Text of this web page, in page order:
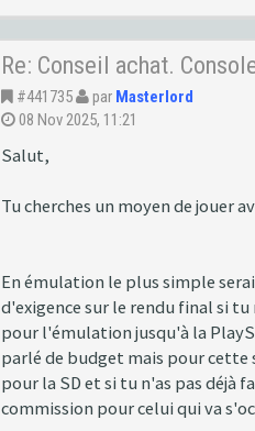
Re: Conseil achat.
#441735 par Masterlord
08 Nov 2025, 11:21
Salut,
Tu cherches un moyen de jouer
En émulation le plus simple
d'exigence sur le rendu final si
pour l'émulation jusqu'à la
parlé de budget mais pour cette
pour la SD et si tu n'as pas déjà
commission pour celui qui va